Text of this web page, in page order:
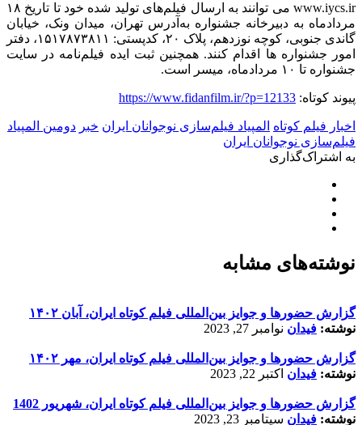
www.iycs.ir می توانند به ارسال فیلم‌های تولید شده خود تا تاریخ ۱۸
مردادماه به دبیرخانه جشنواره به‌آدرس تهران، میدان ونک، خیابان
گاندی جنوبی، کوچه نوزدهم، پلاک ۲۰، کدپستی: ۱۵۱۷۸۷۳۸۱۱، دفتر
امور جشنواره ها اقدام کنند. همچنین ثبت ایده فیلم‌نامه در سایت
جشنواره تا ۱۰ مردادماه، میسر است.
پیوند کوتاه: https://www.fidanfilm.ir/?p=12133
اخبار فیلم کوتاه المپیاد فیلم‌سازی نوجوانان ایران خبر دومین المپیاد
فیلم‌سازی نوجوانان ایران
به اشتراک‌گذاری
نوشته‌های مشابه
گزارش حضورها و جوایز بین‌المللی فیلم کوتاه ایران، آبان ۱۴۰۲
نوشته: فیدان نوامبر 27, 2023
گزارش حضورها و جوایز بین‌المللی فیلم کوتاه ایران، مهر ۱۴۰۲
نوشته: فیدان اکتبر 22, 2023
گزارش حضورها و جوایز بین‌المللی فیلم کوتاه ایران، شهریور 1402
نوشته: فیدان سپتامبر 23, 2023